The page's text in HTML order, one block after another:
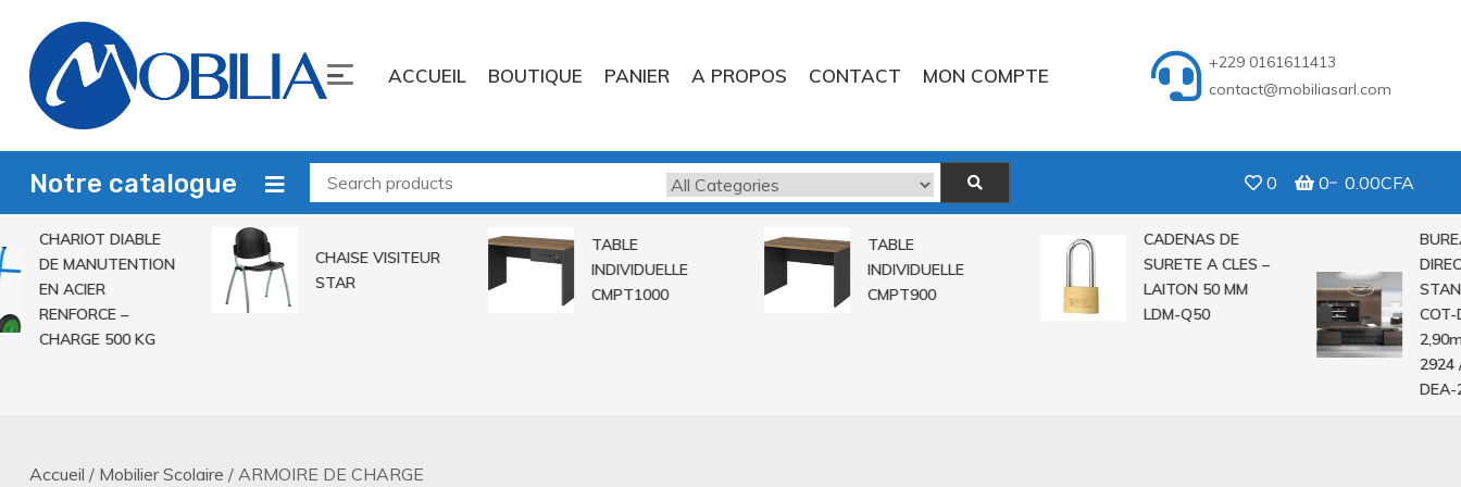
content
Mobilia Sarl
ACCUEIL BOUTIQUE PANIER A PROPOS CONTACT MON COMPTE
+229 0161611413
contact@mobiliasarl.com
Notre catalogue 0 0 0.00CFA
CHARIOT DIABLE
DE MANUTENTION
EN ACIER
RENFORCE –
CHARGE 500 KG
CHAISE VISITEUR
STAR
TABLE
INDIVIDUELLE
CMPT1000
TABLE
INDIVIDUELLE
CMPT900
CADENAS DE
SURETE A CLES –
LAITON 50 MM
LDM-Q50
BUREAU
COT-
2,90m
2924 /
DEA-
Accueil / Mobilier Scolaire / ARMOIRE DE CHARGE